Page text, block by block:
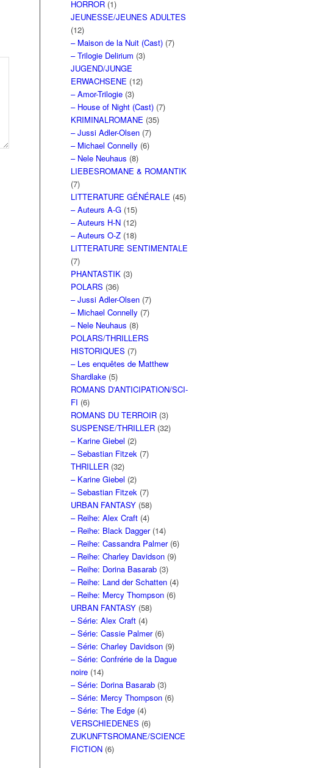
HORROR (1)
JEUNESSE/JEUNES ADULTES
(12)
– Maison de la Nuit (Cast) (7)
– Trilogie Delirium (3)
JUGEND/JUNGE
ERWACHSENE (12)
– Amor-Trilogie (3)
– House of Night (Cast) (7)
KRIMINALROMANE (35)
– Jussi Adler-Olsen (7)
– Michael Connelly (6)
– Nele Neuhaus (8)
LIEBESROMANE & ROMANTIK
(7)
LITTERATURE GÉNÉRALE (45)
– Auteurs A-G (15)
– Auteurs H-N (12)
– Auteurs O-Z (18)
LITTERATURE SENTIMENTALE
(7)
PHANTASTIK (3)
POLARS (36)
– Jussi Adler-Olsen (7)
– Michael Connelly (7)
– Nele Neuhaus (8)
POLARS/THRILLERS
HISTORIQUES (7)
– Les enquêtes de Matthew
Shardlake (5)
ROMANS D'ANTICIPATION/SCI-
FI (6)
ROMANS DU TERROIR (3)
SUSPENSE/THRILLER (32)
– Karine Giebel (2)
– Sebastian Fitzek (7)
THRILLER (32)
– Karine Giebel (2)
– Sebastian Fitzek (7)
URBAN FANTASY (58)
– Reihe: Alex Craft (4)
– Reihe: Black Dagger(14)
– Reihe: Cassandra Palmer(6)
– Reihe: Charley Davidson (9)
– Reihe: Dorina Basarab (3)
– Reihe: Land der Schatten (4)
– Reihe: Mercy Thompson (6)
URBAN FANTASY (58)
– Série: Alex Craft (4)
– Série: Cassie Palmer(6)
– Série: Charley Davidson (9)
– Série: Confrérie de la Dague
noire (14)
– Série: Dorina Basarab (3)
– Série: Mercy Thompson (6)
– Série: The Edge (4)
VERSCHIEDENES (6)
ZUKUNFTSROMANE/SCIENCE
FICTION (6)